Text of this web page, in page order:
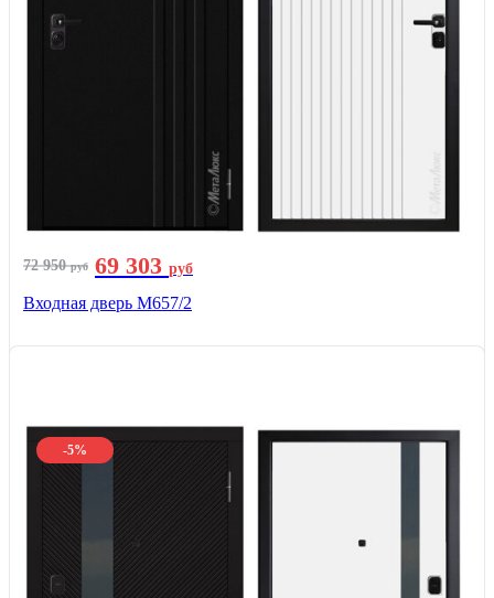
72 950руб 69 303 руб
Входная дверь М657/2
-5%